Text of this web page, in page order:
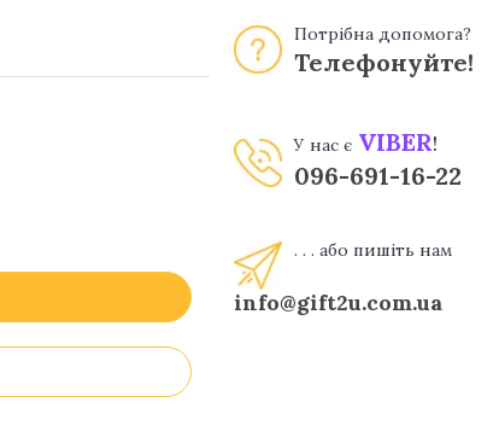
Потрібна допомога?
Телефонуйте!
У нас є VIBER!
096-691-16-22
. . . або пишіть нам
info@gift2u.com.ua